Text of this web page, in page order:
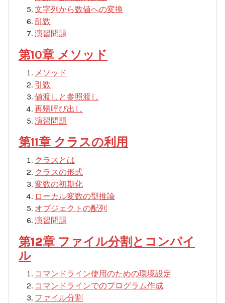
文字列から数値への変換
乱数
演習問題
第10章 メソッド
メソッド
引数
値渡しと参照渡し
再帰呼び出し
演習問題
第11章 クラスの利用
クラスとは
クラスの形式
変数の初期化
ローカル変数の型推論
オブジェクトの配列
演習問題
第12章 ファイル分割とコンパイ
ル
コマンドライン使用のための環境設定
コマンドラインでのプログラム作成
ファイル分割